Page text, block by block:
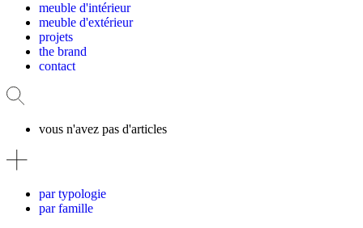
meuble d'intérieur
meuble d'extérieur
projets
the brand
contact
vous n'avez pas d'articles
par typologie
par famille